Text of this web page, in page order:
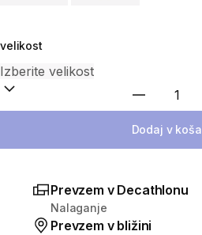
velikost
Dodaj v
Prevzem v Decathlonu
Nalaganje
Prevzem v bližini